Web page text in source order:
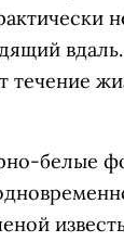
течение
белые